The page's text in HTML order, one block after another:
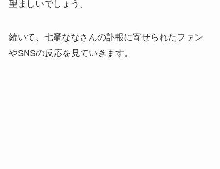
望ましいでしょう。
続いて、七竈ななさんの訃報に寄せられたファン
やSNSの反応を見ていきます。